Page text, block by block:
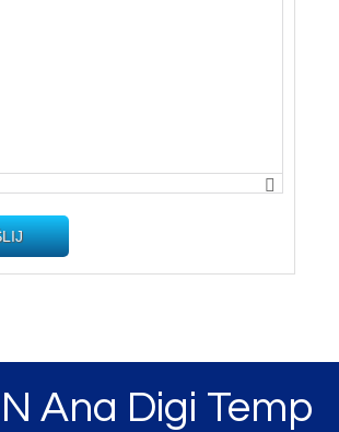
Ana Digi Temp